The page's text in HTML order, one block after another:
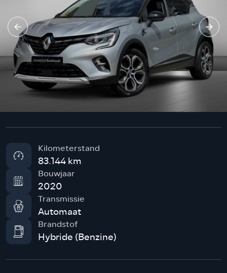
Kilometerstand
83.144 km
Bouwjaar
2020
Transmissie
Automaat
Brandstof
Hybride (Benzine)